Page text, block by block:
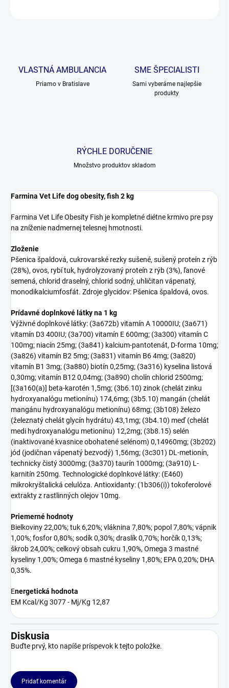
VLASTNÁ AMBULANCIA
Priamo v Bratislave
SME ŠPECIALISTI
Sami vyberáme najlepšie
produkty
RÝCHLE DORUČENIE
Množstvo produktov skladom
Farmina Vet Life dog obesity, fish 2 kg
Farmina Vet Life Obesity Fish je kompletné diétne krmivo pre psy
na zníženie nadmernej telesnej hmotnosti.
Zloženie
Pšenica špaldová, cukrovarské rezky sušené, sušený proteín z rýb
(28%), ovos, rybí tuk, hydrolyzovaný proteín z rýb (3%), ľanové
semená, chlorid draselný, chlorid sodný, uhličitan vápenatý,
monodikalciumfosfát. Zdroje glycidov: Pšenica špaldová, ovos.
Prídavné doplnkové látky na 1 kg
Výživné doplnkové látky: (3a672b) vitamín A 10000IU; (3a671)
vitamín D3 400IU; (3a700) vitamín E 600mg; (3a300) vitamín C
100mg; niacín 25mg; (3a841) kalcium-pantotenát, D-forma 10mg;
(3a826) vitamín B2 5mg; (3a831) vitamín B6 4mg; (3a820)
vitamín B1 3mg; (3a880) biotín 0,25mg; (3a316) kyselina listová
0,30mg; vitamín B12 0,04mg; (3a890) cholín chlorid 2500mg;
[(3a160(a)] beta-karotén 1,5mg; (3b6.10) zinok (chelát zinku
hydroxyanalógu metionínu) 174,6mg; (3b5.10) mangán (chelát
mangánu hydroxyanalógu metionínu) 68mg; (3b108) železo
(železnatý chelát glycín hydrátu) 43,1mg; (3b4.10) meď (chelát
medi hydroxyanalógu metionínu) 12,2mg; (3b8.15) selén
(inaktivované kvasnice obohatené selénom) 0,14960mg; (3b202)
jód (jodičnan vápenatý bezvodý) 1,56mg; (3c301) DL-metionín,
technicky čistý 3000mg; (3a370) taurín 1000mg; (3a910) L-
karnitín 250mg. Technologické doplnkové látky: (E460)
mikrokryštalická celulóza. Antioxidanty: (1b306(i)) tokoferolové
extrakty z rastlinných olejov 10mg.
Priemerné hodnoty
Bielkoviny 22,00%; tuk 6,20%; vláknina 7,80%; popol 7,80%; vápnik
1,00%; fosfor 0,80%; sodík 0,30%; draslík 0,70%; horčík 0,13%;
škrob 24,00%; celkový obsah cukru 1,90%, Omega 3 mastné
kyseliny 1,00%; Omega 6 mastné kyseliny 1,80%; EPA 0,20%; DHA
0,35%.
Energetická hodnota
EM Kcal/Kg 3077 - Mj/Kg 12,87
Diskusia
Buďte prvý, kto napíše príspevok k tejto položke.
Pridať komentár